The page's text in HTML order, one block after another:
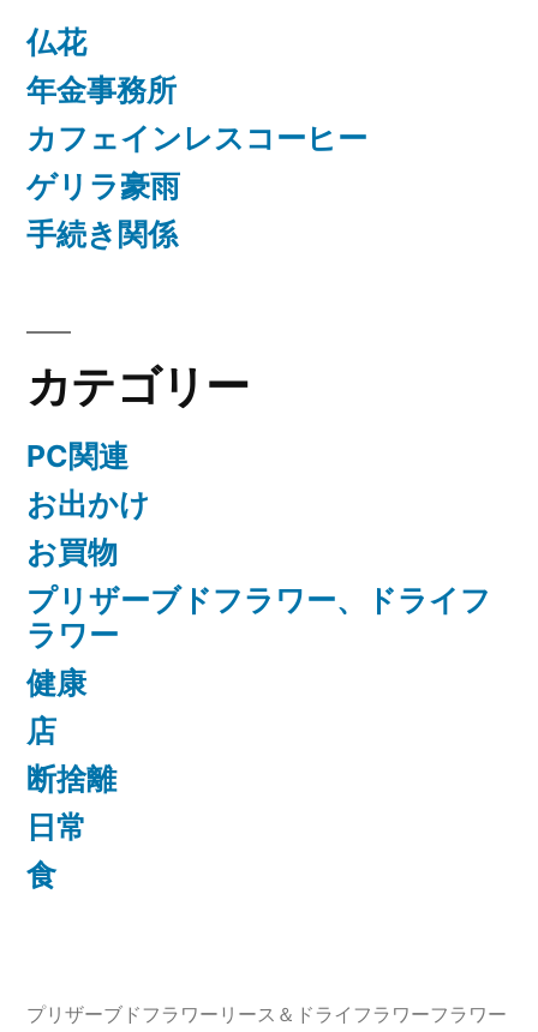
仏花
年金事務所
カフェインレスコーヒー
ゲリラ豪雨
手続き関係
カテゴリー
PC関連
お出かけ
お買物
プリザーブドフラワー、ドライフ
ラワー
健康
店
断捨離
日常
食
プリザーブドフラワーリース＆ドライフラワーフラワー